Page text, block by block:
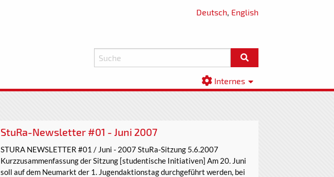
Deutsch, English
Internes
StuRa-Newsletter #01 - Juni 2007
STURA NEWSLETTER #01 / Juni - 2007 StuRa-Sitzung 5.6.2007
Kurzzusammenfassung der Sitzung [studentische Initiativen] Am 20. Juni
soll auf dem Neumarkt der 1. Jugendaktionstag durchgeführt werden, bei